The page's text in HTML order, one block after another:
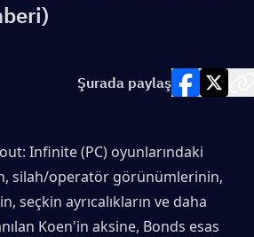
Şurada paylaş
Infinite (PC) oyunlarındaki
silah/operatör görünümlerinin,
ayrıcalıkların ve daha
Koen'in aksine, Bonds esas